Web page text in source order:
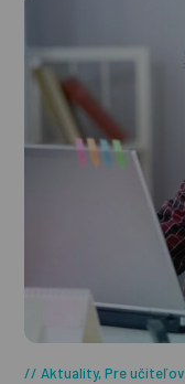
Aktuality,Pre učiteľov